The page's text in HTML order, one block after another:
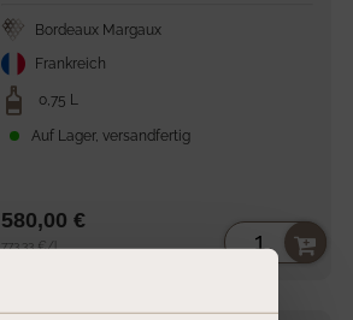
Bordeaux Margaux
Frankreich
0,75 L
Auf Lager, versandfertig
Stückpreis
773,33 €/l
580,00 €